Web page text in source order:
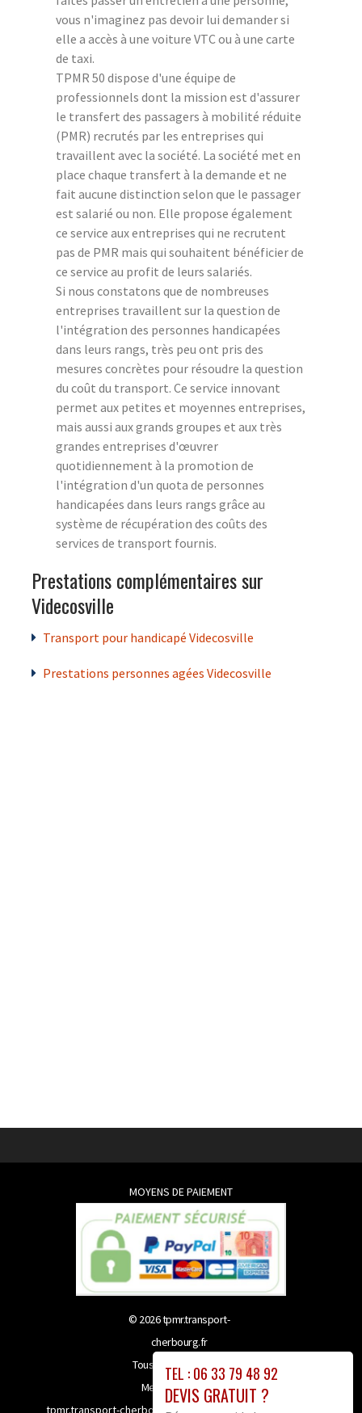
vous n'imaginez pas devoir lui demander si
elle a accès à une voiture VTC ou à une carte
de taxi.
TPMR 50 dispose d'une équipe de
professionnels dont la mission est d'assurer
le transfert des passagers à mobilité réduite
(PMR) recrutés par les entreprises qui
travaillent avec la société. La société met en
place chaque transfert à la demande et ne
fait aucune distinction selon que le passager
est salarié ou non. Elle propose également
ce service aux entreprises qui ne recrutent
pas de PMR mais qui souhaitent bénéficier de
ce service au profit de leurs salariés.
Si nous constatons que de nombreuses
entreprises travaillent sur la question de
l'intégration des personnes handicapées
dans leurs rangs, très peu ont pris des
mesures concrètes pour résoudre la question
du coût du transport. Ce service innovant
permet aux petites et moyennes entreprises,
mais aussi aux grands groupes et aux très
grandes entreprises d'œuvrer
quotidiennement à la promotion de
l'intégration d'un quota de personnes
handicapées dans leurs rangs grâce au
système de récupération des coûts des
services de transport fournis.
Prestations complémentaires sur
Videcosville
Transport pour handicapé Videcosville
Prestations personnes agées Videcosville
TEL : 06 33 79 48 92
DEVIS GRATUIT ?
MOYENS DE PAIEMENT
© 2026tpmr.transport-
cherbourg.fr
Tous droits réservés
Mentions légales
tpmr.transport-cherbourg.fr bénéficie de la technologie